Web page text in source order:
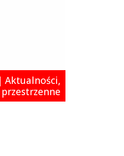
| Aktualności,